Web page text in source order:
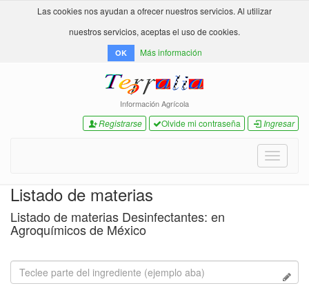
Las cookies nos ayudan a ofrecer nuestros servicios. Al utilizar
nuestros servicios, aceptas el uso de cookies.
OK Más información
Información Agrícola
Registrarse Olvide mi contraseña Ingresar
Toggle
Listado de materias
Listado de materias Desinfectantes: en
Agroquímicos de México